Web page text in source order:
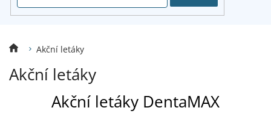
Akční letáky
Akční letáky
Akční letáky DentaMAX